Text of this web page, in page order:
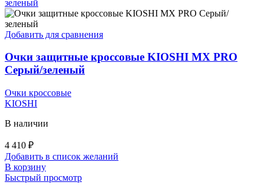
Добавить для сравнения
Очки защитные кроссовые KIOSHI MX PRO
Серый/зеленый
Очки кроссовые
KIOSHI
В наличии
4 410 ₽
Добавить в список желаний
В корзину
Быстрый просмотр